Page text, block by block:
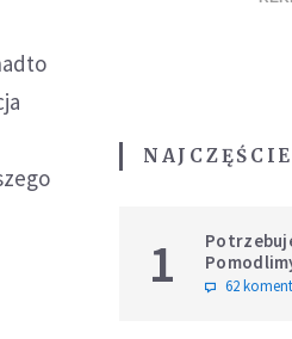
1
intencji
62